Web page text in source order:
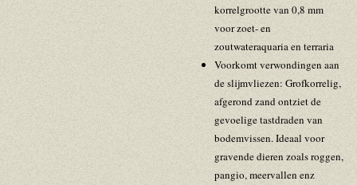
korrelgrootte van 0,8 mm
voor zoet- en
zoutwateraquaria en terraria
Voorkomt verwondingen aan
de slijmvliezen: Grofkorrelig,
afgerond zand ontziet de
gevoelige tastdraden van
bodemvissen. Ideaal voor
gravende dieren zoals roggen,
pangio, meervallen enz